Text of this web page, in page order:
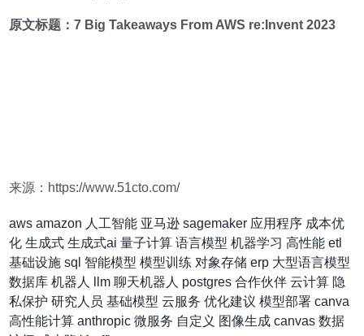
原文标题：7 Big Takeaways From AWS re:Invent 2023
来源：https://www.51cto.com/
aws amazon 人工智能 亚马逊 sagemaker 应用程序 成本优
化 生成式 生成式ai 量子计算 语言模型 机器学习 高性能 etl
基础设施 sql 智能模型 模型训练 对象存储 erp 大型语言模型
数据库 机器人 llm 聊天机器人 postgres 合作伙伴 云计算 隐
私保护 研究人员 基础模型 云服务 优化建议 模型部署 canva
高性能计算 anthropic 微服务 自定义 图像生成 canvas 数据